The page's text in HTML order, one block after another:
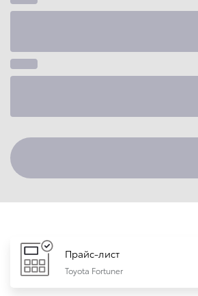
Прайс-лист
Toyota Fortuner